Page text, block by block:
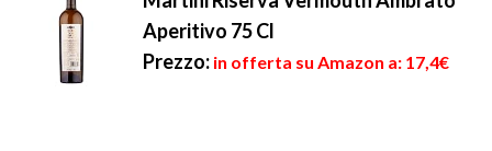
Aperitivo 75 Cl
Prezzo: in offerta su Amazon a: 17,4€